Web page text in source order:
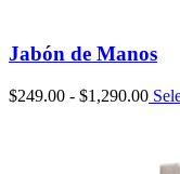
Jabón de Manos
$249.00 - $1,290.00